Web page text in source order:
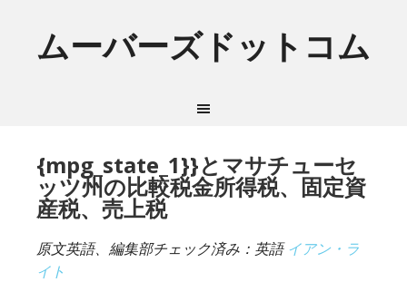
ムーバーズドットコム
{mpg_state_1}}とマサチューセ
ッツ州の比較税金所得税、固定資
産税、売上税
原文英語、編集部チェック済み：英語イアン・ラ
イト